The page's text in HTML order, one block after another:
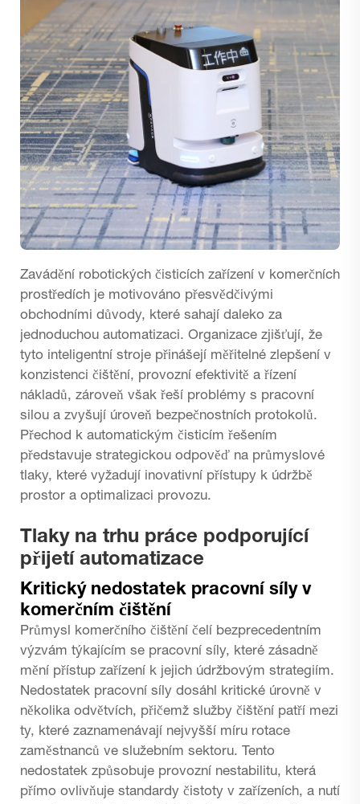
Zavádění robotických čisticích zařízení v komerčních
prostředích je motivováno přesvědčivými
obchodními důvody, které sahají daleko za
jednoduchou automatizaci. Organizace zjišťují, že
tyto inteligentní stroje přinášejí měřitelné zlepšení v
konzistenci čištění, provozní efektivitě a řízení
nákladů, zároveň však řeší problémy s pracovní
silou a zvyšují úroveň bezpečnostních protokolů.
Přechod k automatickým čisticím řešením
představuje strategickou odpověď na průmyslové
tlaky, které vyžadují inovativní přístupy k údržbě
prostor a optimalizaci provozu.
Tlaky na trhu práce podporující
přijetí automatizace
Kritický nedostatek pracovní síly v
komerčním čištění
Průmysl komerčního čištění čelí bezprecedentním
výzvám týkajícím se pracovní síly, které zásadně
mění přístup zařízení k jejich údržbovým strategiím.
Nedostatek pracovní síly dosáhl kritické úrovně v
několika odvětvích, přičemž služby čištění patří mezi
ty, které zaznamenávají nejvyšší míru rotace
zaměstnanců ve služebním sektoru. Tento
nedostatek způsobuje provozní nestabilitu, která
přímo ovlivňuje standardy čistoty v zařízeních, a nutí